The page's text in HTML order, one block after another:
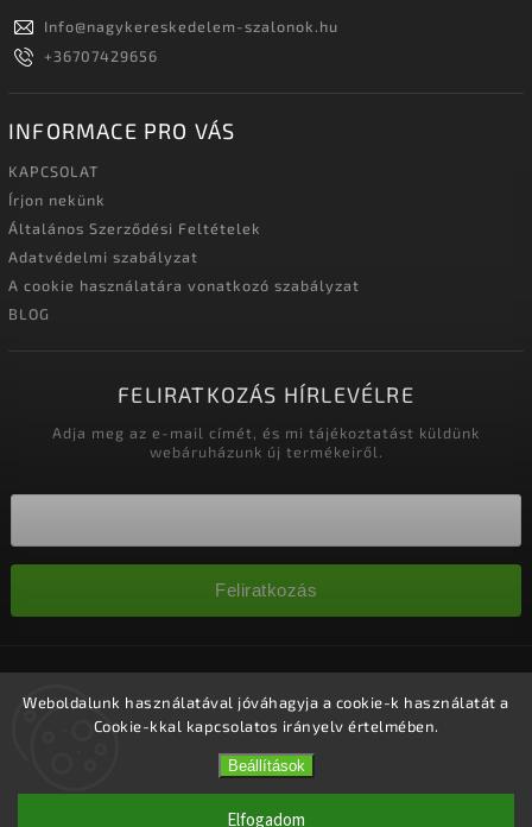
Weboldalunk használatával jóváhagyja a cookie-k használatát a
Cookie-kkal kapcsolatos irányelv értelmében.
Beállítások
Elfogadom
Info@nagykereskedelem-szalonok.hu
+36707429656
INFORMACE PRO VÁS
KAPCSOLAT
Írjon nekünk
Általános Szerződési Feltételek
Adatvédelmi szabályzat
A cookie használatára vonatkozó szabályzat
BLOG
FELIRATKOZÁS HÍRLEVÉLRE
Adja meg az e-mail címét, és mi tájékoztatást küldünk
webáruházunk új termékeiről.
Feliratkozás
fenntartva.
Süti beállítások szerkesztése
Shoptet| DesignShoptak.cz.